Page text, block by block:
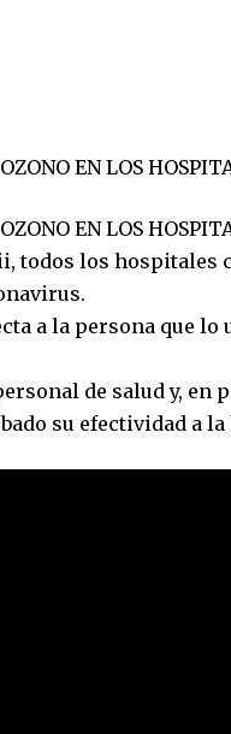
EN LOS
EN LOS
todos los hospitales
a la persona que
de salud y, en
su efectividad a